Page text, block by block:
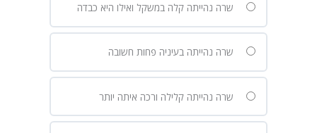
שרה נהייתה קלה במשקל ואילו היא כבדה
שרה נהייתה בעיניה פחות חשובה
שרה נהייתה קלילה ורכה איתה יותר